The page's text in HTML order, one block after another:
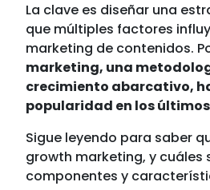
La clave es diseñar una
que múltiples factores
marketing de contenidos.
marketing, una
crecimiento abarcativo,
popularidad en los
Sigue leyendo para saber
growth marketing, y cuáles
componentes y